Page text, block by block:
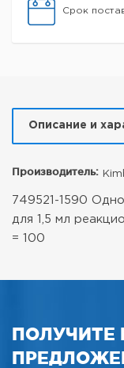
Срок
Описание и
Производитель:
749521-1590
для 1,5 мл
= 100
ПОЛУЧИТЕ